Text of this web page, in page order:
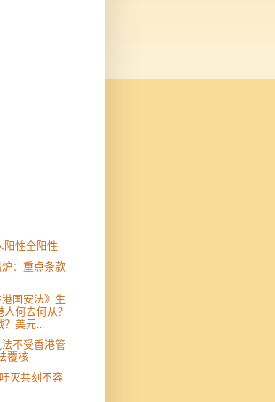
阳性全阳性
：重点条款
国安法》生
何去何从？
？美元...
不受香港管
覆核
灭共刻不容